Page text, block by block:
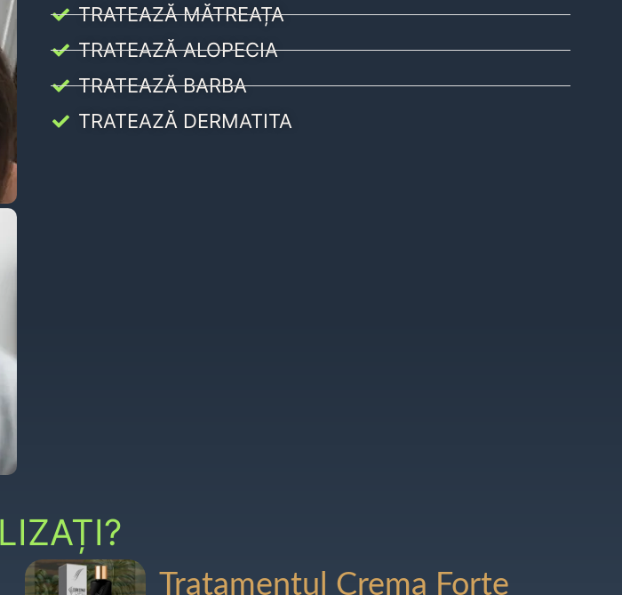
TRATEAZĂ MĂTREAȚA
TRATEAZĂ ALOPECIA
TRATEAZĂ BARBA
TRATEAZĂ DERMATITA
Tratamentul Crema Forte